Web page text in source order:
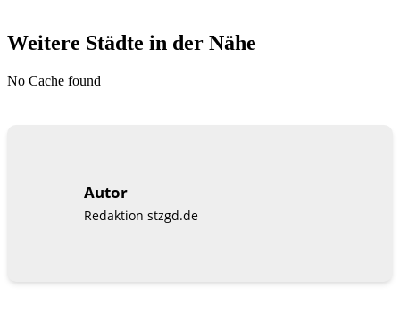
Weitere Städte in der Nähe
No Cache found
Autor
Redaktion stzgd.de